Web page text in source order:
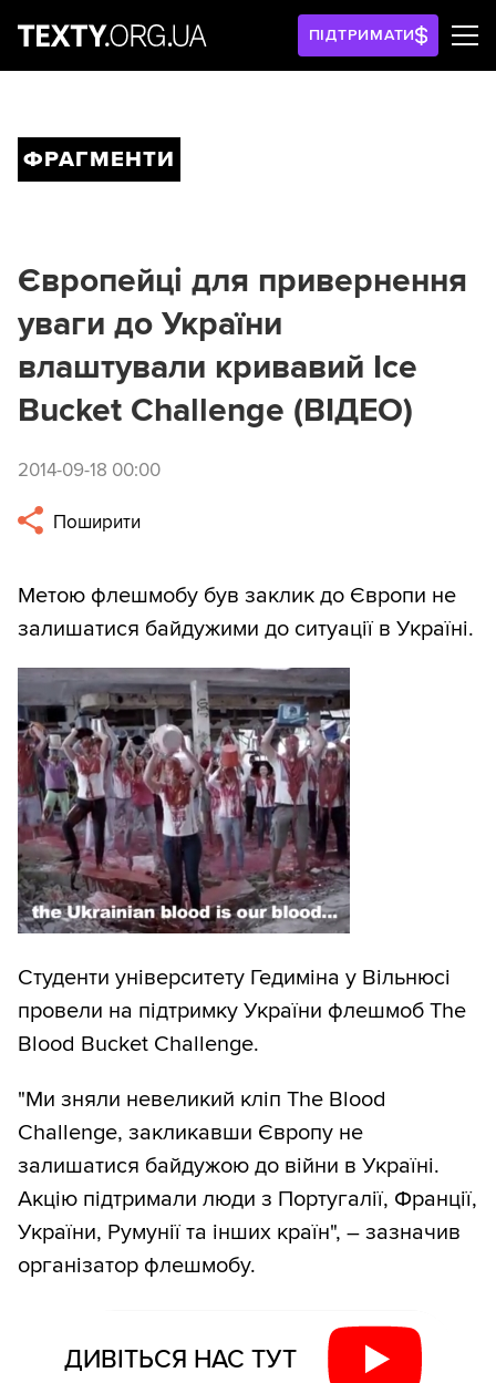
ПІДТРИМАТИ
ФРАГМЕНТИ
Європейці для привернення
уваги до України
влаштували кривавий Ice
Bucket Challenge (ВІДЕО)
2014-09-18 00:00
Поширити
Метою флешмобу був заклик до Європи не
залишатися байдужими до ситуації в Україні.
Студенти університету Гедиміна у Вільнюсі
провели на підтримку України флешмоб The
Blood Bucket Challenge.
"Ми зняли невеликий кліп The Blood
Challenge, закликавши Європу не
залишатися байдужою до війни в Україні.
Акцію підтримали люди з Португалії, Франції,
України, Румунії та інших країн", – зазначив
організатор флешмобу.
ДИВІТЬСЯ НАС ТУТ